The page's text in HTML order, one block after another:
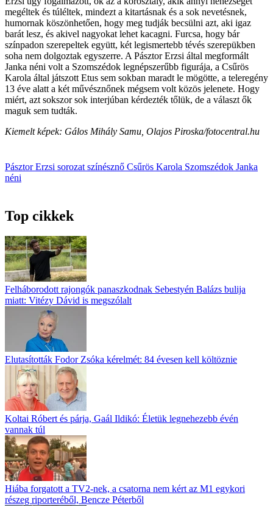
megéltek és túléltek, mindezt a kitartásnak és a sok nevetésnek,
humornak köszönhetően, hogy meg tudják becsülni azt, aki igaz
barát lesz, és akivel nagyokat lehet kacagni. Furcsa, hogy bár
színpadon szerepeltek együtt, két legismertebb tévés szerepükben
soha nem dolgoztak egyszerre. A Pásztor Erzsi által megformált
Janka néni volt a Szomszédok legnépszerűbb figurája, a Csűrös
Karola által játszott Etus sem sokban maradt le mögötte, a teleregény
13 éve alatt a két művésznőnek mégsem volt közös jelenete. Hogy
miért, azt sokszor sok interjúban kérdezték tőlük, de a választ ők
maguk sem tudták.
Kiemelt képek: Gálos Mihály Samu, Olajos Piroska/fotocentral.hu
Pásztor Erzsi sorozat színésznő Csűrös Karola Szomszédok Janka
néni
Top cikkek
Felháborodott rajongók panaszkodnak Sebestyén Balázs bulija
miatt: Vitézy Dávid is megszólalt
Elutasították Fodor Zsóka kérelmét: 84 évesen kell költöznie
Koltai Róbert és párja, Gaál Ildikó: Életük legnehezebb évén
vannak túl
Hiába forgatott a TV2-nek, a csatorna nem kért az M1 egykori
részeg riporteréből, Bencze Péterből